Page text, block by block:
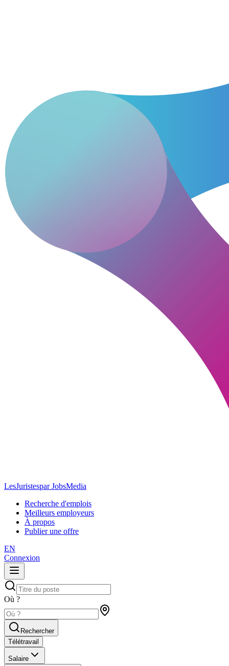
LesJuristespar JobsMedia
Recherche d'emplois
Meilleurs employeurs
À propos
Publier une offre
EN
Connexion
Où ?
Rechercher
Télétravail
Salaire